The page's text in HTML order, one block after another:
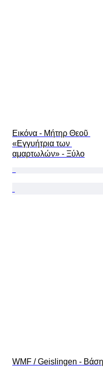
Εικόνα - Μήτηρ Θεοῦ
«Εγγυήτρια των
αμαρτωλών» - Ξύλο
WMF / Geislingen - Βάση